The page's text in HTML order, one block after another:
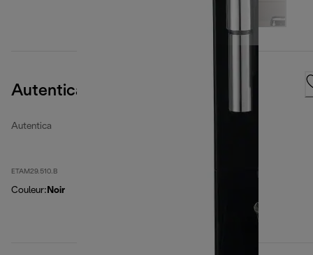
Autentica
Autentica
ETAM29.510.B
Couleur: Noir